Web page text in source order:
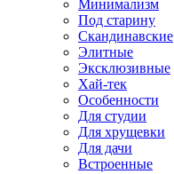
Минимализм
Под старину
Скандинавские
Элитные
Эксклюзивные
Хай-тек
Особенности
Для студии
Для хрущевки
Для дачи
Встроенные